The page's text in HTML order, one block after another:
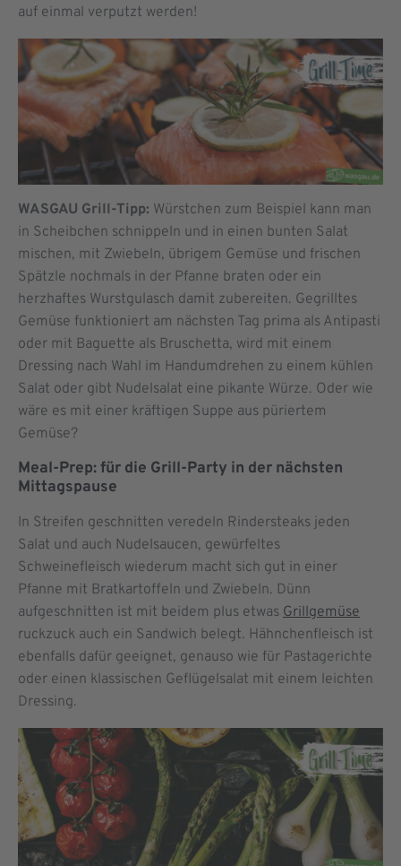
auf einmal verputzt werden!
WASGAU Grill-Tipp: Würstchen zum Beispiel kann man
in Scheibchen schnippeln und in einen bunten Salat
mischen, mit Zwiebeln, übrigem Gemüse und frischen
Spätzle nochmals in der Pfanne braten oder ein
herzhaftes Wurstgulasch damit zubereiten. Gegrilltes
Gemüse funktioniert am nächsten Tag prima als Antipasti
oder mit Baguette als Bruschetta, wird mit einem
Dressing nach Wahl im Handumdrehen zu einem kühlen
Salat oder gibt Nudelsalat eine pikante Würze. Oder wie
wäre es mit einer kräftigen Suppe aus püriertem
Gemüse?
Meal-Prep: für die Grill-Party in der nächsten
Mittagspause
In Streifen geschnitten veredeln Rindersteaks jeden
Salat und auch Nudelsaucen, gewürfeltes
Schweinefleisch wiederum macht sich gut in einer
Pfanne mit Bratkartoffeln und Zwiebeln. Dünn
aufgeschnitten ist mit beidem plus etwas Grillgemüse
ruckzuck auch ein Sandwich belegt. Hähnchenfleisch ist
ebenfalls dafür geeignet, genauso wie für Pastagerichte
oder einen klassischen Geflügelsalat mit einem leichten
Dressing.